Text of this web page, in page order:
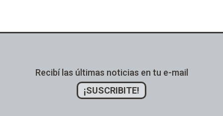
Recibí las últimas noticias en tu e-mail
¡SUSCRIBITE!